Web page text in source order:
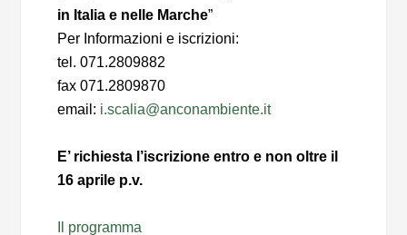
in Italia e nelle Marche”
Per Informazioni e iscrizioni:
tel. 071.2809882
fax 071.2809870
email: i.scalia@anconambiente.it
E’ richiesta l’iscrizione entro e non oltre il
16 aprile p.v.
Il programma